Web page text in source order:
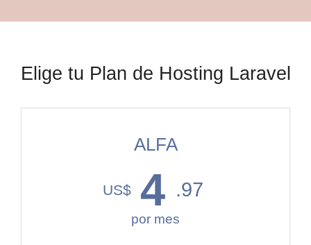
Elige tu Plan de Hosting Laravel
ALFA
US$ 4 .97
por mes